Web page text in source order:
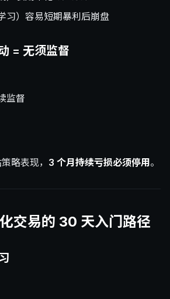
习）容易短期暴利后崩盘
= 无须监督
监督
略表现， 3 个月持续亏损必须停用 。
交易的 30 天入门路径